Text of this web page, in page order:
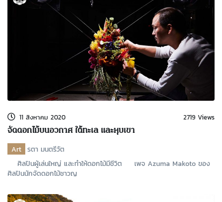
11 สิงหาคม 2020 2719 Views
จัดดอกไม้บนอวกาศ ใต้ทะเล และหุบเขา
Art รตา มนตรีวัต
ศิลปินผู้เล่นใหญ่ และทำให้ดอกไม้มีชีวิต เพจ Azuma Makoto ของ
ศิลปินนักจัดดอกไม้ชาวญ